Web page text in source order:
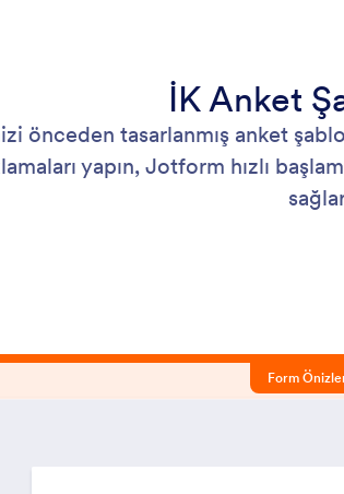
İK Anket
önceden tasarlanmış anket
yapın, Jotform hızlı